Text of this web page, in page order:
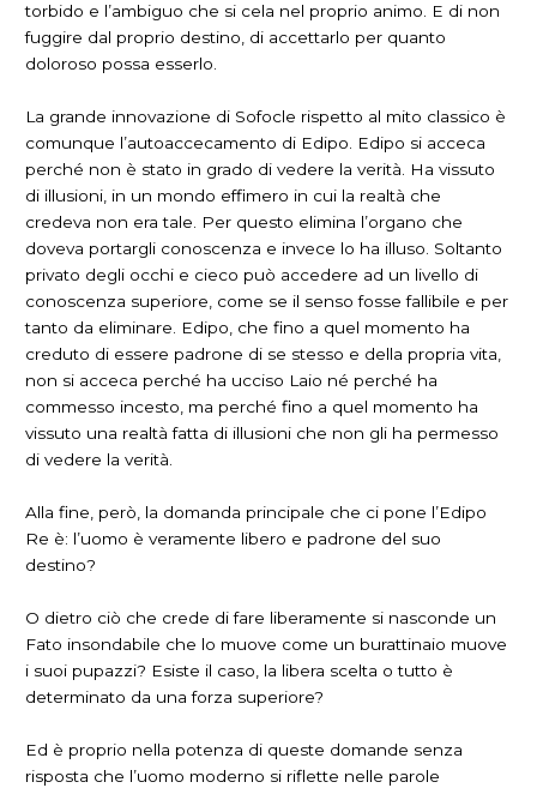
torbido e l’ambiguo che si cela nel proprio animo. E di non
fuggire dal proprio destino, di accettarlo per quanto
doloroso possa esserlo.
La grande innovazione di Sofocle rispetto al mito classico è
comunque l’autoaccecamento di Edipo. Edipo si acceca
perché non è stato in grado di vedere la verità. Ha vissuto
di illusioni, in un mondo effimero in cui la realtà che
credeva non era tale. Per questo elimina l’organo che
doveva portargli conoscenza e invece lo ha illuso. Soltanto
privato degli occhi e cieco può accedere ad un livello di
conoscenza superiore, come se il senso fosse fallibile e per
tanto da eliminare. Edipo, che fino a quel momento ha
creduto di essere padrone di se stesso e della propria vita,
non si acceca perché ha ucciso Laio né perché ha
commesso incesto, ma perché fino a quel momento ha
vissuto una realtà fatta di illusioni che non gli ha permesso
di vedere la verità.
Alla fine, però, la domanda principale che ci pone l’Edipo
Re è: l’uomo è veramente libero e padrone del suo
destino?
O dietro ciò che crede di fare liberamente si nasconde un
Fato insondabile che lo muove come un burattinaio muove
i suoi pupazzi? Esiste il caso, la libera scelta o tutto è
determinato da una forza superiore?
Ed è proprio nella potenza di queste domande senza
risposta che l’uomo moderno si riflette nelle parole